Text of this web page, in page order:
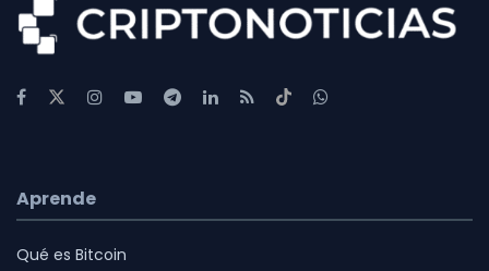
Aprende
Qué es Bitcoin